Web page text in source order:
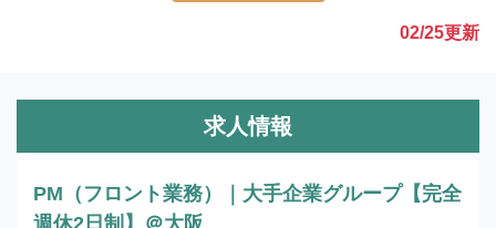
02/25更新
求人情報
PM（フロント業務）｜大手企業グループ【完全
週休2日制】＠大阪